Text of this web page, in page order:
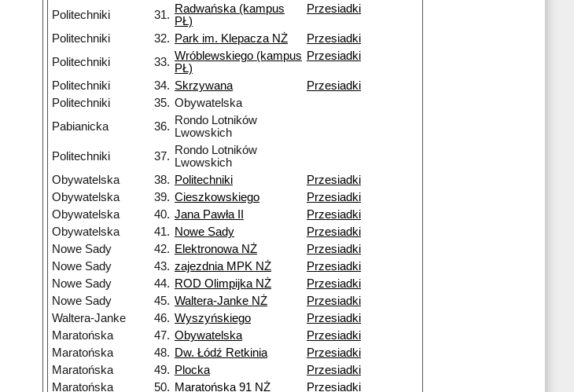
Politechniki
31. Radwańska (kampus
PŁ)
Przesiadki
Politechniki 32. Park im. Klepacza NŻ
Przesiadki
Politechniki
33. Wróblewskiego (kampus
PŁ)
Przesiadki
Politechniki 34. Skrzywana
Przesiadki
Politechniki
35. Obywatelska
Pabianicka
36. Rondo Lotników
Lwowskich
Politechniki
37. Rondo Lotników
Lwowskich
Obywatelska
38. Politechniki
Przesiadki
Obywatelska
39. Cieszkowskiego
Przesiadki
Obywatelska
40. Jana Pawła II
Przesiadki
Obywatelska
41. Nowe Sady
Przesiadki
Nowe Sady
42. Elektronowa NŻ
Przesiadki
Nowe Sady
43. zajezdnia MPK NŻ
Przesiadki
Nowe Sady
44. ROD Olimpijka NŻ
Przesiadki
Nowe Sady
45. Waltera-Janke NŻ
Przesiadki
Waltera-Janke
46. Wyszyńskiego
Przesiadki
Maratońska
47. Obywatelska
Przesiadki
Maratońska
48. Dw. Łódź Retkinia
Przesiadki
Maratońska
49. Plocka
Przesiadki
Maratońska
50. Maratońska 91 NŻ Przesiadki